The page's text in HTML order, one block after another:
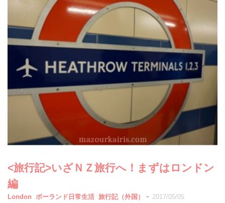
<旅行記>いざＮＺ旅行へ！まずはロンドン
編
London ポーランド日常生活 旅行記（外国） - 2017/05/05